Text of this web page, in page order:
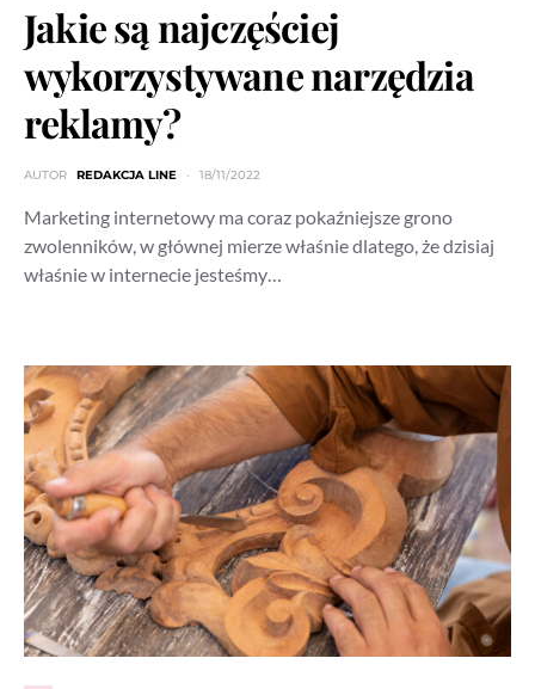
Jakie są najczęściej
wykorzystywane narzędzia
reklamy?
AUTOR REDAKCJA LINE 18/11/2022
Marketing internetowy ma coraz pokaźniejsze grono
zwolenników, w głównej mierze właśnie dlatego, że dzisiaj
właśnie w internecie jesteśmy…